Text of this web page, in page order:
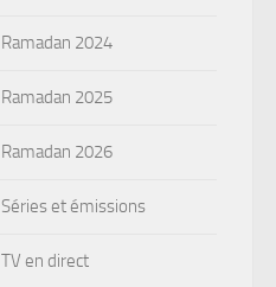
Ramadan 2024
Ramadan 2025
Ramadan 2026
Séries et émissions
TV en direct